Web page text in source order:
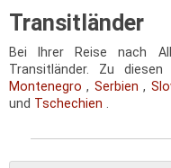
Transitländer
Bei Ihrer Reise nach
Transitländer. Zu diesen
Montenegro, Serbien,
und Tschechien .